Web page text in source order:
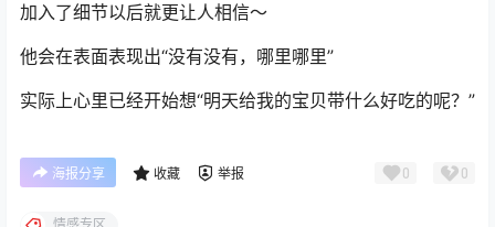
加入了细节以后就更让人相信～
他会在表面表现出“没有没有，哪里哪里”
实际上心里已经开始想“明天给我的宝贝带什么好吃的呢？”
海报分享 收藏 举报 0 0